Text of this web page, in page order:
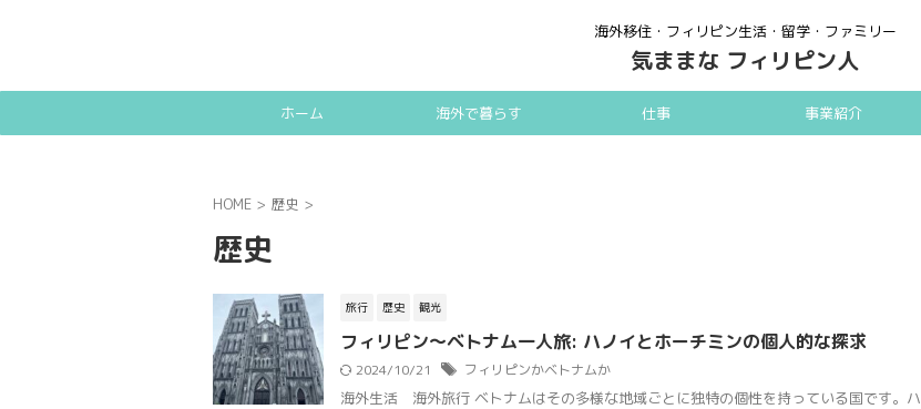
海外移住・フィリピン生活・留学・ファミリー
気ままな フィリピン人
ホーム 海外で暮らす 仕事 事業紹介
HOME > 歴史 >
歴史
旅行 歴史 観光
フィリピン〜ベトナム一人旅: ハノイとホーチミンの個人的な探求
2024/10/21 フィリピンかベトナムか
海外生活 海外旅行 ベトナムはその多様な地域ごとに独特の個性を持っている国です。ハ